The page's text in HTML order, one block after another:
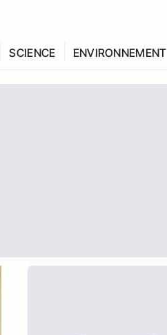
SCIENCE ENVIRONNEMENT